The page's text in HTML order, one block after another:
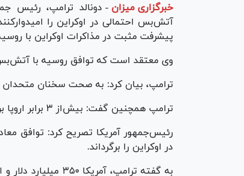
خبرگزاری میزان - دونالد ترامپ، رئیس
آتش‌بس احتمالی در اوکراین را
پیشرفت مثبت در مذاکرات اوکراین با
وی معتقد است که توافق روسیه با آتش‌بس
ترامپ، بیان کرد: به صحت سخنان متحدان
ترامپ همچنین گفت: بیش‌از ۳ برابر اروپا برای اوکراین هزینه کردیم
رئیس‌جمهور آمریکا تصریح کرد: توافق
در اوکراین را برگرداند.